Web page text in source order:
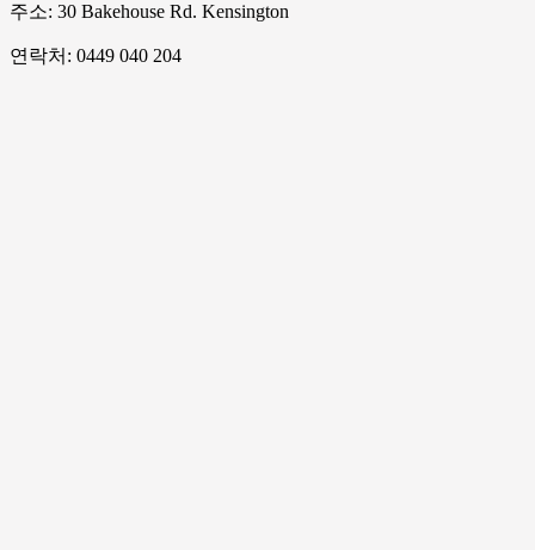
주소: 30 Bakehouse Rd. Kensington
연락처: 0449 040 204